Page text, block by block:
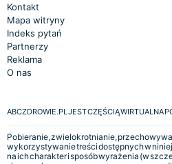
Kontakt
Mapa witryny
Indeks pytań
Partnerzy
Reklama
O nas
ABCZDROWIE.PL JEST CZĘŚCIĄ WIRTUALNA
Pobieranie, zwielokrotnianie,
wykorzystywanie treści dostępnych w
na ich charakter i sposób wyrażenia (w